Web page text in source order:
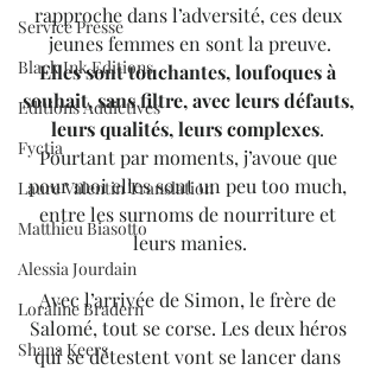
Service Presse
Black Ink Editions
Editions Addictives
Fyctia
Laure Valentin Translation
Matthieu Biasotto
Alessia Jourdain
Loraline Bradern
Shana Keers
rapproche dans l’adversité, ces deux
jeunes femmes en sont la preuve.
Elles sont touchantes, loufoques à
souhait, sans filtre, avec leurs défauts,
leurs qualités, leurs complexes.
Pourtant par moments, j’avoue que
pour moi elles sont un peu too much,
entre les surnoms de nourriture et
leurs manies.
Avec l’arrivée de Simon, le frère de
Salomé, tout se corse. Les deux héros
qui se détestent vont se lancer dans